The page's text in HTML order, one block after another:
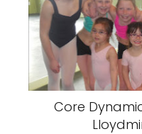
Core